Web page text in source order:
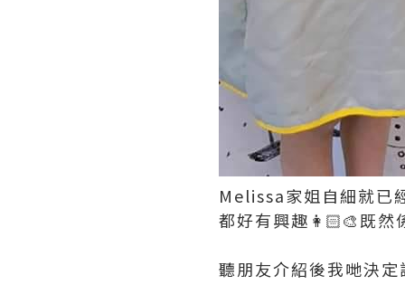
Melissa家姐自細就已
都好有興趣👩🏻‍🎨既
聽朋友介紹後我哋決